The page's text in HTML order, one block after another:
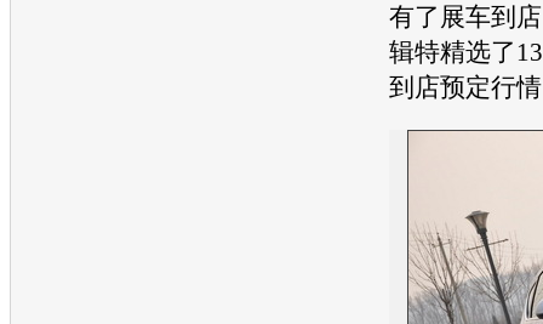
有了展车到
辑特精选了
到店预定行